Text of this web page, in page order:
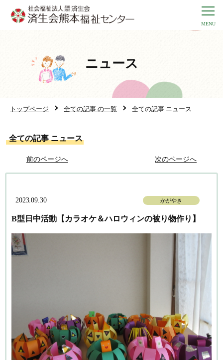
ニュース
トップページ 全ての記事 の一覧 全ての記事 ニュース
全ての記事 ニュース
前のページへ 次のページへ
2023.09.30 かがやき
B型日中活動【カラオケ＆ハロウィンの被り物作り】